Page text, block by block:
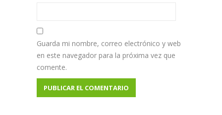
Guarda mi nombre, correo electrónico y web
en este navegador para la próxima vez que
comente.